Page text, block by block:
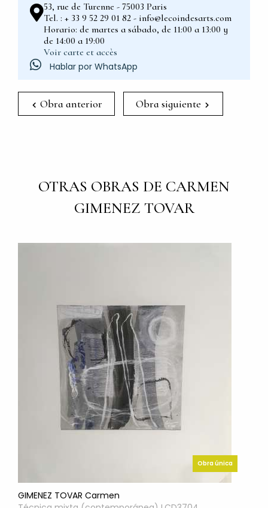
53, rue de Turenne - 75003 Paris
Tel. : + 33 9 52 29 01 82 - info@lecoindesarts.com
Horario: de martes a sábado, de 11:00 a 13:00 y
de 14:00 a 19:00
Voir carte et accès
Hablar por WhatsApp
Obra anterior Obra siguiente
OTRAS OBRAS DE CARMEN
GIMENEZ TOVAR
Obra única
GIMENEZ TOVAR Carmen